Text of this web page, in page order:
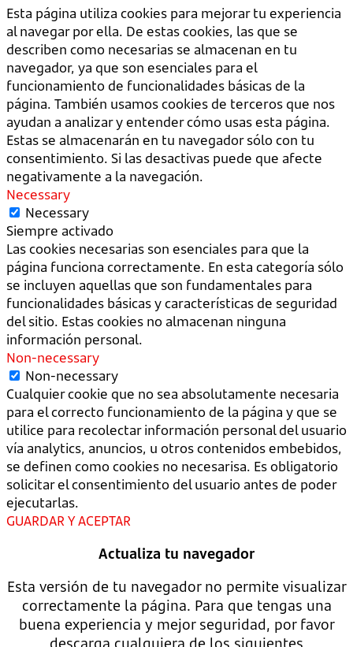
Esta página utiliza cookies para mejorar tu experiencia
al navegar por ella. De estas cookies, las que se
describen como necesarias se almacenan en tu
navegador, ya que son esenciales para el
funcionamiento de funcionalidades básicas de la
página. También usamos cookies de terceros que nos
ayudan a analizar y entender cómo usas esta página.
Estas se almacenarán en tu navegador sólo con tu
consentimiento. Si las desactivas puede que afecte
negativamente a la navegación.
Necessary
Necessary
Siempre activado
Las cookies necesarias son esenciales para que la
página funciona correctamente. En esta categoría sólo
se incluyen aquellas que son fundamentales para
funcionalidades básicas y características de seguridad
del sitio. Estas cookies no almacenan ninguna
información personal.
Non-necessary
Non-necessary
Cualquier cookie que no sea absolutamente necesaria
para el correcto funcionamiento de la página y que se
utilice para recolectar información personal del usuario
vía analytics, anuncios, u otros contenidos embebidos,
se definen como cookies no necesarisa. Es obligatorio
solicitar el consentimiento del usuario antes de poder
ejecutarlas.
GUARDAR Y ACEPTAR
Actualiza tu navegador
Esta versión de tu navegador no permite visualizar
correctamente la página. Para que tengas una
buena experiencia y mejor seguridad, por favor
descarga cualquiera de los siguientes